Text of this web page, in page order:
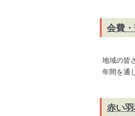
会費
地域の皆
年間を通
赤い